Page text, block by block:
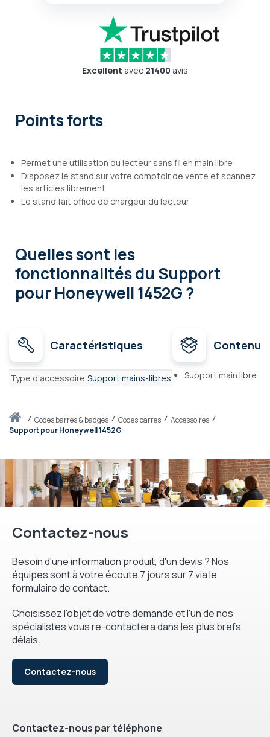
Accueilcodes barres & badges Codes barres
Accessoires
Support pour Honeywell 1452G
Excellent avec 21400 avis
Points forts
Permet une utilisation du lecteur sans fil en main libre
Disposez le stand sur votre comptoir de vente et scannez
les articles librement
Le stand fait office de chargeur du lecteur
Quelles sont les
fonctionnalitésdu Support
pour Honeywell 1452G ?
Caractéristiques
Caractéristiques
Type d'accessoire Support mains-libres
Contenu
Support main libre
Contactez-nous
Besoin d'une information produit, d'un devis ? Nos
équipes sont à votre écoute 7 jours sur 7 via le
formulaire de contact.
Choisissez l'objet de votre demande et l'un de nos
spécialistes vous re-contactera dans les plus brefs
délais.
Contactez-nous
Contactez-nous par téléphone